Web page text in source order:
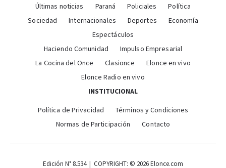
Últimas noticias Paraná Policiales
Política
Sociedad
Internacionales Deportes
Economía
Espectáculos
Haciendo Comunidad
Impulso Empresarial
La Cocina del Once
Clasionce
Elonce en vivo
Elonce Radio en vivo
INSTITUCIONAL
Política de Privacidad
Términos y Condiciones
Normas de Participación
Contacto
Edición N° 8.534 | COPYRIGHT: © 2026 Elonce.com